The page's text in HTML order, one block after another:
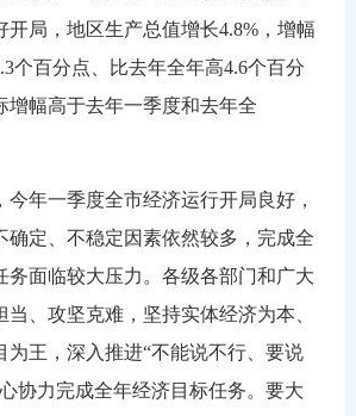
开局，地区生产总值增长4.8%，增幅
个百分点、比去年全年高4.6个百分
增幅高于去年一季度和去年全
年一季度全市经济运行开局良好，
确定、不稳定因素依然较多，完成全
务面临较大压力。各级各部门和广大
、攻坚克难，坚持实体经济为本、
为王，深入推进“不能说不行、要说
协力完成全年经济目标任务。要大